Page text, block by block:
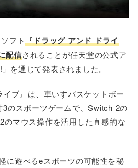
フト『ドラッグ アンド ドライ
配信されることが任天堂の公式ア
を通じて発表されました。
イブ』は、車いすバスケットボー
のスポーツゲームで、Switch 2の
のマウス操作を活用した直感的な
に遊べるeスポーツの可能性を秘